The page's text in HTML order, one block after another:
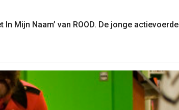
Mijn Naam’ van ROOD. De jonge